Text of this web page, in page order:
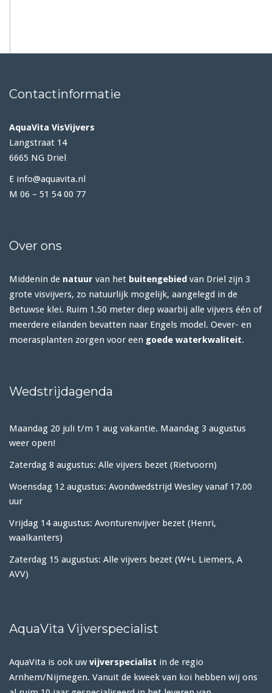
Contactinformatie
AquaVita VisVijvers
Langstraat 14
6665 NG Driel
E info@aquavita.nl
M 06 – 51 54 00 77
Over ons
Middenin de natuur van het buitengebied van Driel zijn 3
grote visvijvers, zo natuurlijk mogelijk, aangelegd in de
Betuwse klei. Ruim 1.50 meter diep waarbij alle vijvers één of
meerdere eilanden bevatten naar Engels model. Oever- en
moerasplanten zorgen voor een goede waterkwaliteit.
Wedstrijdagenda
Maandag 20 juli t/m 1 aug vakantie. Maandag 3 augustus
weer open!
Zaterdag 8 augustus: Alle vijvers bezet (Rietvoorn)
Woensdag 12 augustus: Avondwedstrijd Wesley vanaf 17.00
uur
Vrijdag 14 augustus: Avonturenvijver bezet (Henri,
waalkanters)
Zaterdag 15 augustus: Alle vijvers bezet (W+L Liemers, A
AVV)
AquaVita Vijverspecialist
AquaVita is ook uw vijverspecialist in de regio
Arnhem/Nijmegen. Vanuit de kweek van koi hebben wij ons